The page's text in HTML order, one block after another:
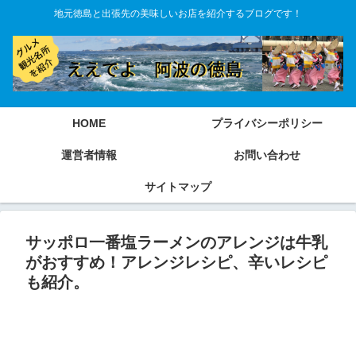
地元徳島と出張先の美味しいお店を紹介するブログです！
HOME プライバシーポリシー
運営者情報 お問い合わせ
サイトマップ
サッポロ一番塩ラーメンのアレンジは牛乳
がおすすめ！アレンジレシピ、辛いレシピ
も紹介。